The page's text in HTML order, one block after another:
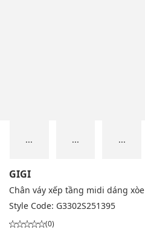
... ... ...
GIGI
Chân váy xếp tầng midi dáng xòe
Style Code: G3302S251395
(0)